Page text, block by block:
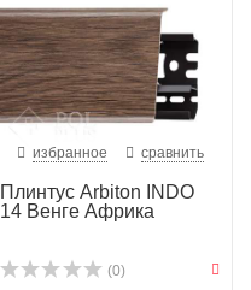
избранное сравнить
Плинтус Arbiton INDO
14 Венге Африка
(0)